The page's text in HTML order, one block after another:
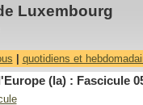
Luxembourg
quotidiens et
(la) : Fascicule